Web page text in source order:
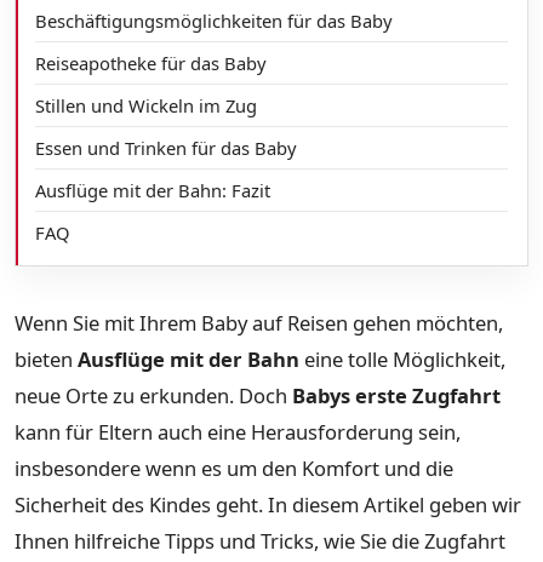
Beschäftigungsmöglichkeiten für das Baby
Reiseapotheke für das Baby
Stillen und Wickeln im Zug
Essen und Trinken für das Baby
Ausflüge mit der Bahn: Fazit
FAQ
Wenn Sie mit Ihrem Baby auf Reisen gehen möchten,
bieten Ausflüge mit der Bahn eine tolle Möglichkeit,
neue Orte zu erkunden. Doch Babys erste Zugfahrt
kann für Eltern auch eine Herausforderung sein,
insbesondere wenn es um den Komfort und die
Sicherheit des Kindes geht. In diesem Artikel geben wir
Ihnen hilfreiche Tipps und Tricks, wie Sie die Zugfahrt